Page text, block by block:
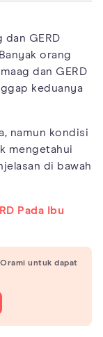
dan GERD
orang
dan GERD
keduanya
namun kondisi
mengetahui
di bawah
Pada Ibu
untuk dapat